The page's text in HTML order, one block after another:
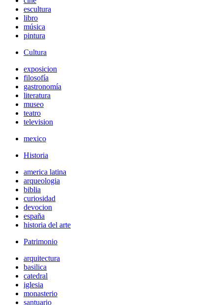
escultura
libro
música
pintura
Cultura
exposicion
filosofía
gastronomía
literatura
museo
teatro
television
mexico
Historia
america latina
arqueologia
biblia
curiosidad
devocion
españa
historia del arte
Patrimonio
arquitectura
basilica
catedral
iglesia
monasterio
santuario